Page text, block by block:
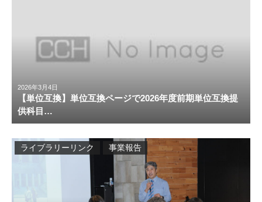
2026年3月4日
【単位互換】単位互換ページで2026年度前期単位互換提
供科目…
ライブラリーリンク 事業報告